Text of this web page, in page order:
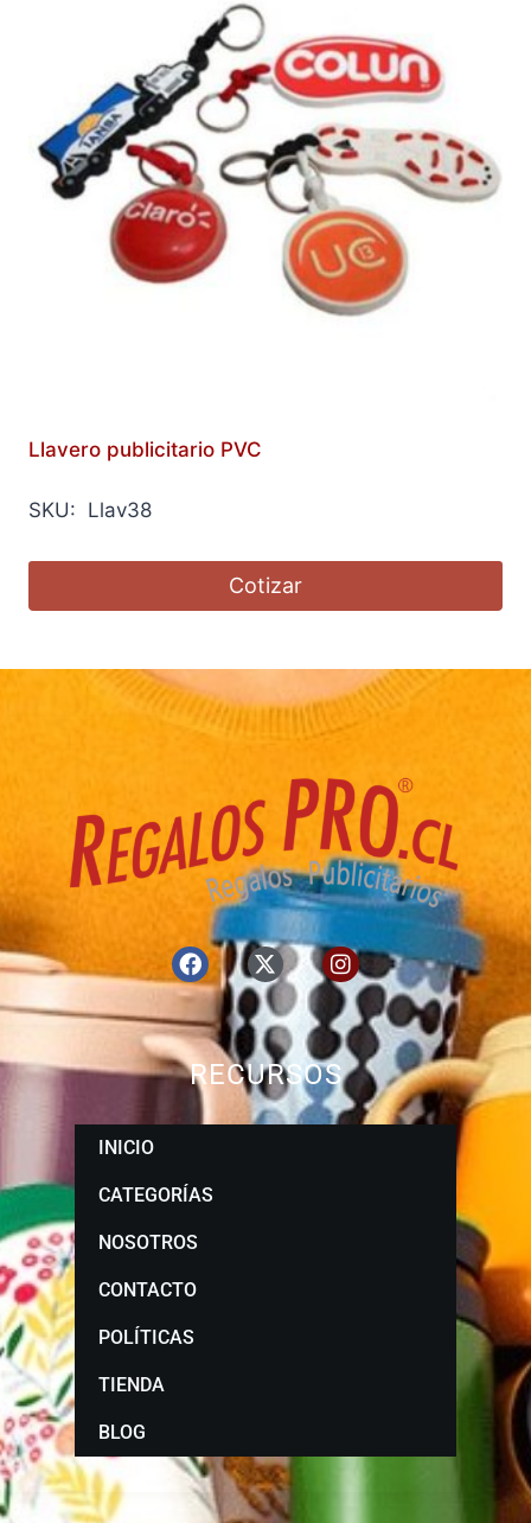
Llavero publicitario PVC
SKU: Llav38
Cotizar
RECURSOS
INICIO
CATEGORÍAS
NOSOTROS
CONTACTO
POLÍTICAS
TIENDA
BLOG